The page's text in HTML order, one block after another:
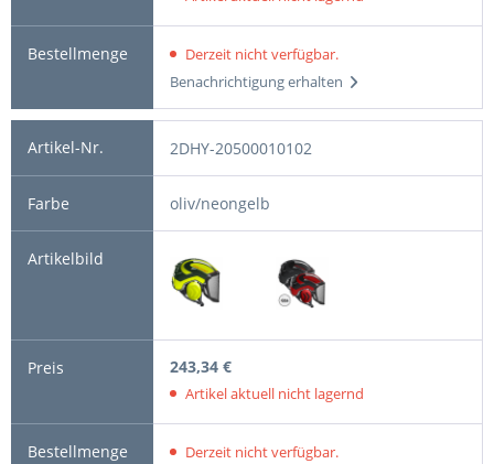
Derzeit nicht verfügbar.
Benachrichtigung erhalten
2DHY-20500010102
oliv/neongelb
243,34 €
Artikel aktuell nicht lagernd
Derzeit nicht verfügbar.